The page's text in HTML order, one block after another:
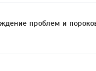
проблем и